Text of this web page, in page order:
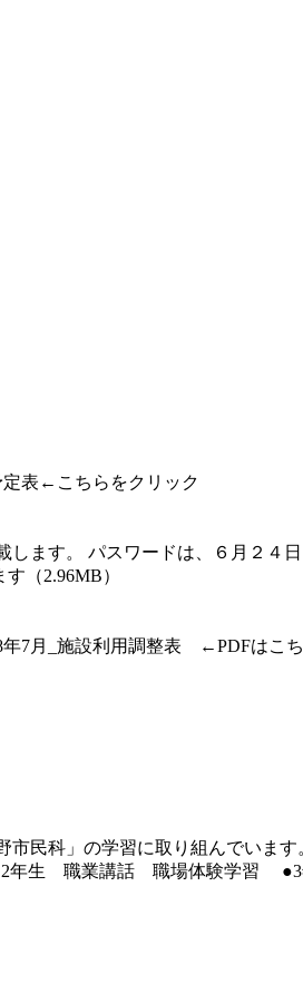
定表←こちらをクリック
す。 パスワードは、６月２４日
（2.96MB）
8年7月_施設利用調整表 ←PDFは
民科」の学習に取り組んでいま
●2年生 職業講話 職場体験学